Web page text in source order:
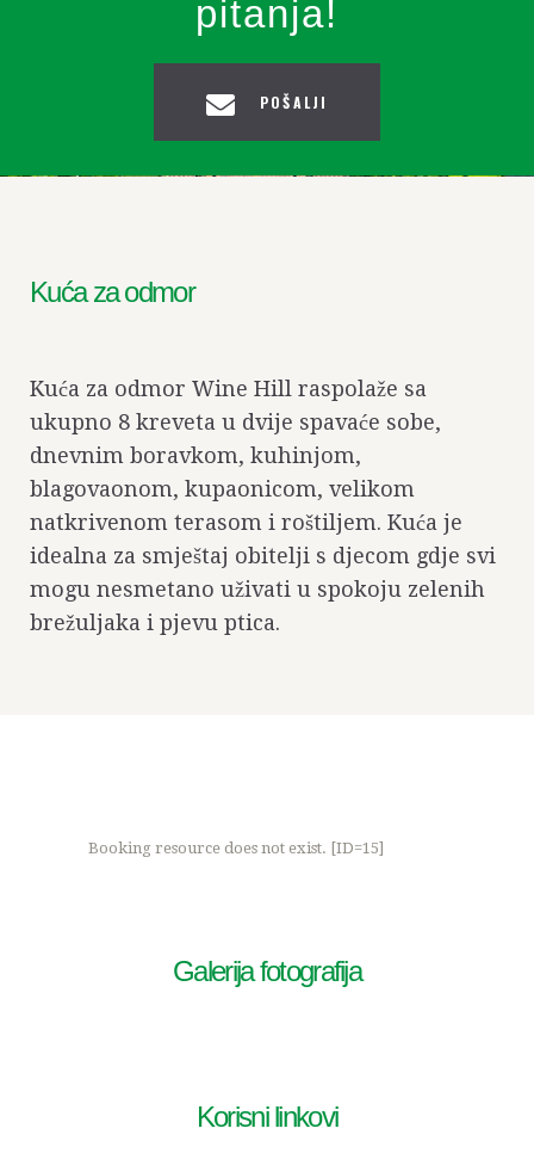
pitanja!
POŠALJI
Kuća za odmor
Kuća za odmor Wine Hill raspolaže sa
ukupno 8 kreveta u dvije spavaće sobe,
dnevnim boravkom, kuhinjom,
blagovaonom, kupaonicom, velikom
natkrivenom terasom i roštiljem. Kuća je
idealna za smještaj obitelji s djecom gdje svi
mogu nesmetano uživati u spokoju zelenih
brežuljaka i pjevu ptica.
Booking resource does not exist. [ID=15]
Galerija fotografija
Korisni linkovi